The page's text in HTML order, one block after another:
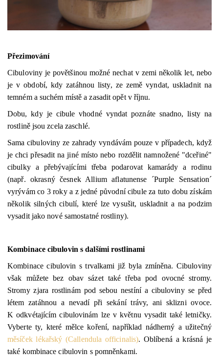
Přezimování
Cibuloviny je povětšinou možné nechat v zemi několik let, nebo
je v období, kdy zatáhnou listy, ze země vyndat, uskladnit na
temném a suchém místě a zasadit opět v říjnu.
Dobu, kdy je cibule vhodné vyndat poznáte snadno, listy na
rostlině jsou zcela zaschlé.
Sama cibuloviny ze zahrady vyndávám pouze v případech, když
je chci přesadit na jiné místo nebo rozdělit namnožené "dceřiné"
cibulky a přebývajícími třeba podarovat kamarády a rodinu
(např. okrasný česnek Allium aflatunense ´Purple Sensation´
vyrývám co 3 roky a z jedné původní cibule za tuto dobu získám
několik silných cibulí, které lze vysušit, uskladnit a na podzim
vysadit jako nové samostatné rostliny).
Kombinace cibulovin s dalšími rostlinami
Kombinace cibulovin s trvalkami již byla zmíněna. Cibuloviny
však můžete bez obav sázet také třeba pod ovocné stromy.
Stromy zjara rostlinám pod sebou nestíní a cibuloviny se před
létem zatáhnou a nevadí při sekání trávy, ani sklizni ovoce.
K odkvétajícím cibulovinám lze v květnu vysadit také letničky.
Vyberte ty, které mělce koření, například nádherný a užitečný
měsíček lékařský (Callendula officinalis). Oblíbená a krásná je
také kombinace cibulovin s pomněnkami.